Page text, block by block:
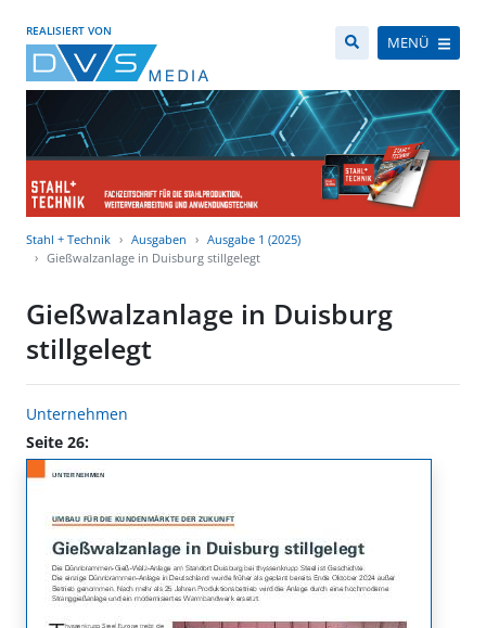
REALISIERT VON
MENÜ
Stahl + Technik Ausgaben
Ausgabe 1 (2025)
Gießwalzanlage in Duisburg stillgelegt
Gießwalzanlage in Duisburg
stillgelegt
Unternehmen
Seite 26: